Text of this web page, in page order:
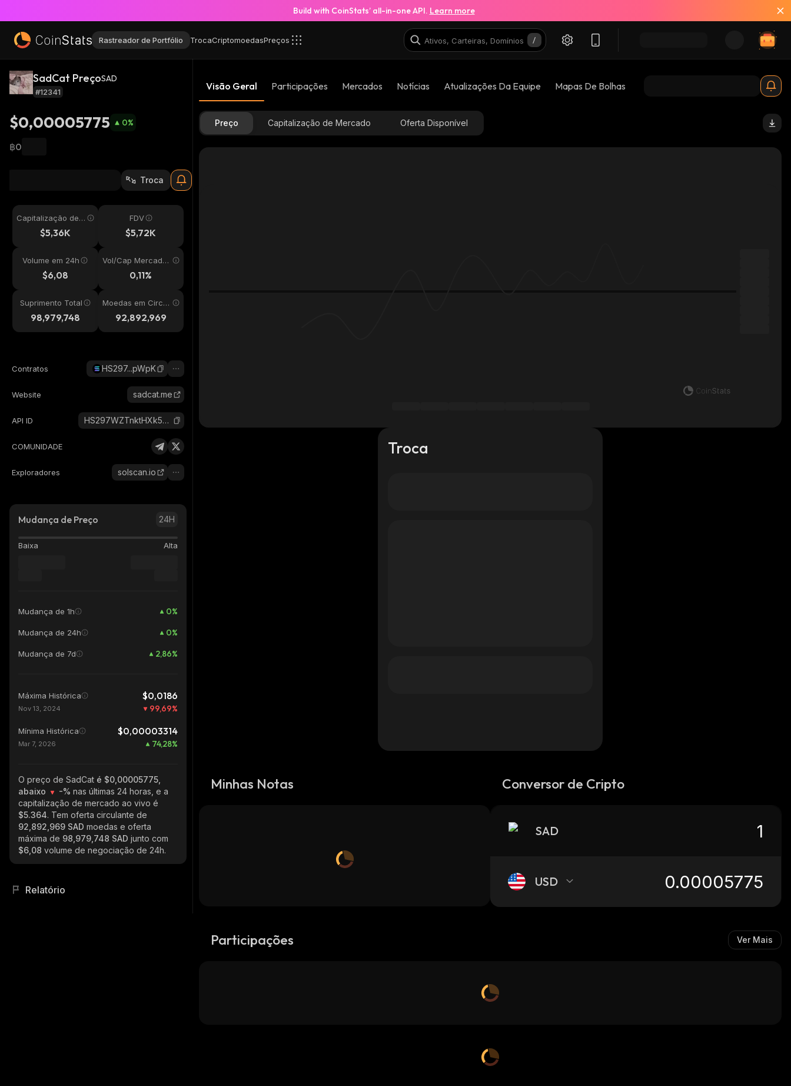
Build with CoinStats’ all-in-one API. Learn more
Rastreador de Portfólio TrocaCriptomoedasPreços
SadCat PreçoSAD
#12341
$0,00005775 0%
฿0
Troca
Capitalização de
Mercado$5,36K
FDV
$5,72K
Volume em 24h
$6,08
Vol/Cap Mercado
0,11%
Suprimento Total
98,979,748
Moedas em Circul
ação92,892,969
Contratos HS297...pWpK
Website sadcat.me
API ID HS297WZTnktHXk5DDtaWVQ2AKS4HsJ2CfYTLYVRapWpK_solana
COMUNIDADE
Exploradores solscan.io
Mudança de Preço 24H
Baixa Alta
Mudança de 1h 0%
Mudança de 24h 0%
Mudança de 7d 2,86%
Máxima Histórica $0,0186
Nov 13, 2024 99,69%
Mínima Histórica $0,00003314
Mar 7, 2026 74,28%
O preço de SadCat é $0,00005775,
abaixo
-% nas últimas 24 horas, e a
capitalização de mercado ao vivo é
$5.364. Tem oferta circulante de
92,892,969 SAD moedas e oferta
máxima de 98,979,748 SAD junto com
$6,08 volume de negociação de 24h.
Relatório
Visão Geral Participações Mercados Notícias Atualizações Da Equipe Mapas De Bolhas
Preço Capitalização de Mercado Oferta Disponível
Troca
Minhas Notas Conversor de Cripto
SAD
USD
Participações Ver Mais